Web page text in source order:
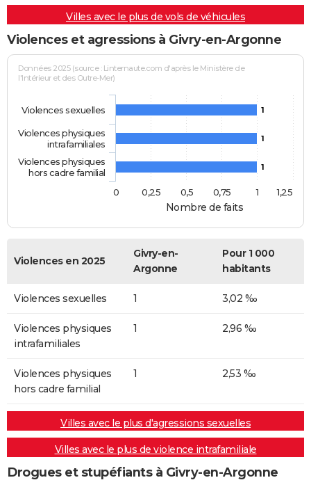
Villes avec le plus de vols de véhicules
Violences et agressions à Givry-en-Argonne
Nombre de faits
Données 2025 (source : Linternaute.com d'après le Ministère de
l'Intérieur et des Outre-Mer)
1
1
1
Violences sexuelles
Violences physiques
intrafamiliales
Violences physiques
hors cadre familial
0
1
0,25 0,5 0,75 1,25
Violences en 2025
Givry-en-
Argonne
Pour 1 000
habitants
Violences sexuelles 1 3,02 ‰
Violences physiques
intrafamiliales
1 2,96 ‰
Violences physiques
hors cadre familial
1 2,53 ‰
Villes avec le plus d'agressions sexuelles
Villes avec le plus de violence intrafamiliale
Drogues et stupéfiants à Givry-en-Argonne